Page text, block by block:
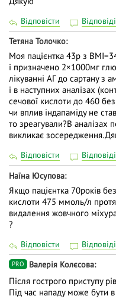
Відповісти Відповіді
Тетяна Толочко
Моя пацієнтка 43р з
і призначено 2×1000мг
лікуванні АГ до сартану з
і в наступних аналізах
сечової кислоти до 460
чи вплив індапаміду не
то зреагували?В аналізах
викликає
Відповісти Відповіді
Наїна Юсупова
Якщо пацієнтка 70років
кислоти 475 ммоль/л
видалення жовчного
?
Відповісти Відповіді
PRO Валерія Колєсова
Після гострого приступу
Під час нападу може бути